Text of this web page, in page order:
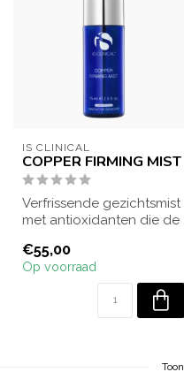
IS CLINICAL
COPPER FIRMING MIST
Verfrissende gezichtsmist
met antioxidanten die de
beschermt en...
€55,00
Op voorraad
Toon